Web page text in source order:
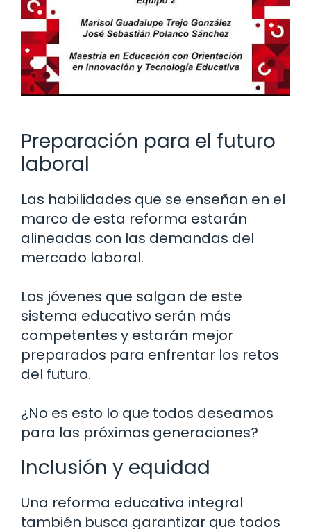
Preparación para el futuro
laboral
Las habilidades que se enseñan en el
marco de esta reforma estarán
alineadas con las demandas del
mercado laboral.
Los jóvenes que salgan de este
sistema educativo serán más
competentes y estarán mejor
preparados para enfrentar los retos
del futuro.
¿No es esto lo que todos deseamos
para las próximas generaciones?
Inclusión y equidad
Una reforma educativa integral
también busca garantizar que todos